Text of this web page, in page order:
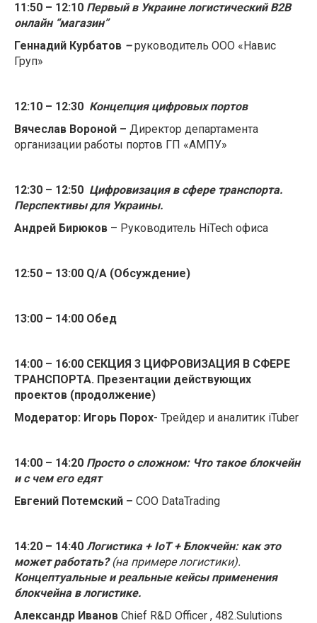
11:50 – 12:10 Первый в Украине логистическийB2B
онлайн “магазин”
Геннадий Курбатов –руководитель ООО «Навис
Груп»
12:10 – 12:30 Концепция цифровых портов
Вячеслав Вороной – Директор департамента
организации работы портов ГП «АМПУ»
12:30 – 12:50 Цифровизация в сфере транспорта.
Перспективы для Украины.
Андрей Бирюков – Руководитель HiTech офиса
12:50 – 13:00 Q/A (Обсуждение)
13:00 – 14:00 Обед
14:00 – 16:00 СЕКЦИЯ 3 ЦИФРОВИЗАЦИЯ В СФЕРЕ
ТРАНСПОРТА. Презентации действующих
проектов (продолжение)
Модератор: Игорь Порох- Трейдер и аналитик iTuber
14:00 – 14:20 Просто о сложном: Что такое блокчейн
и с чем его едят
Евгений Потемский – СOO DataTrading
14:20 – 14:40 Логистика + IoT+ Блокчейн: как это
может работать? (на примере логистики).
Концептуальные и реальные кейсы применения
блокчейна в логистике.
Александр Иванов Chief R&D Officer , 482.Sulutions